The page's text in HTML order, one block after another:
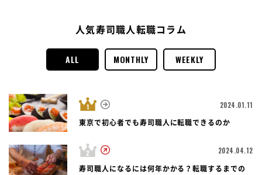
人気寿司職人転職コラム
ALL MONTHLY WEEKLY
2024.01.11
東京で初心者でも寿司職人に転職できるのか
2024.04.12
寿司職人になるには何年かかる？転職するまでの